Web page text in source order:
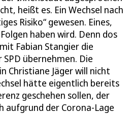
heißt es. Ein Wechsel nach
Risiko“ gewesen. Eines,
haben wird. Denn dos
Fabian Stangier die
übernehmen. Die
Christiane Jäger will nicht
hätte eigentlich bereits
geschehen sollen, der
aufgrund der Corona-Lage